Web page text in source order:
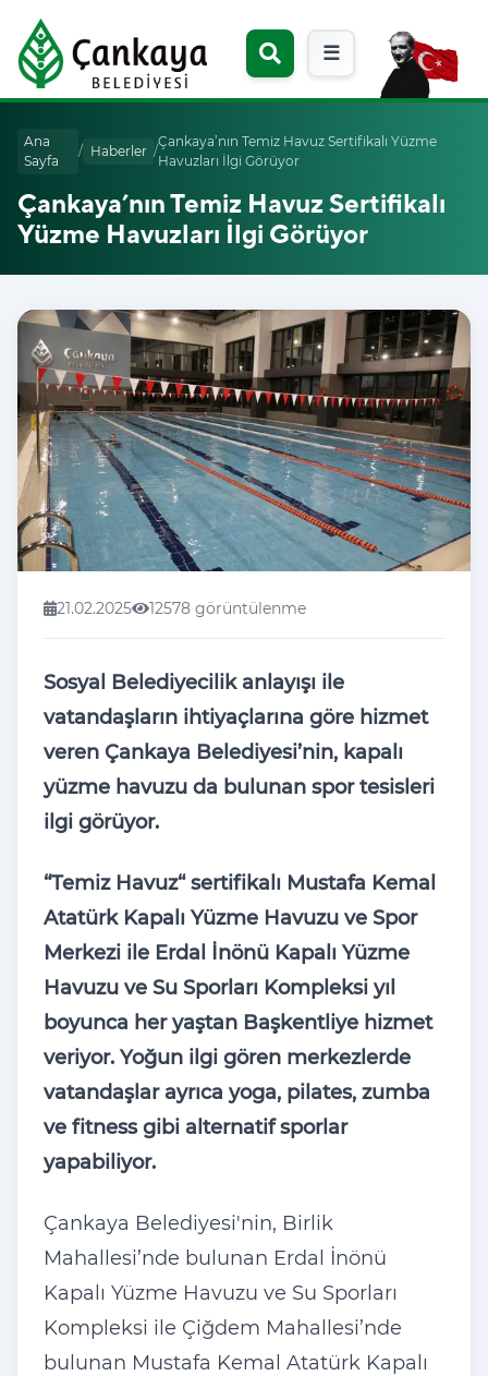
☰
Ana
Sayfa
/ Haberler /
Çankaya’nın Temiz Havuz Sertifikalı Yüzme
Havuzları İlgi Görüyor
Çankaya’nın Temiz Havuz Sertifikalı
Yüzme Havuzları İlgi Görüyor
21.02.2025 12578 görüntülenme
Sosyal Belediyecilik anlayışı ile
vatandaşların ihtiyaçlarına göre hizmet
veren Çankaya Belediyesi’nin, kapalı
yüzme havuzu da bulunan spor tesisleri
ilgi görüyor.
“Temiz Havuz“ sertifikalı Mustafa Kemal
Atatürk Kapalı Yüzme Havuzu ve Spor
Merkezi ile Erdal İnönü Kapalı Yüzme
Havuzu ve Su Sporları Kompleksi yıl
boyunca her yaştan Başkentliye hizmet
veriyor. Yoğun ilgi gören merkezlerde
vatandaşlar ayrıca yoga, pilates, zumba
ve fitness gibi alternatif sporlar
yapabiliyor.
Çankaya Belediyesi'nin, Birlik
Mahallesi’nde bulunan Erdal İnönü
Kapalı Yüzme Havuzu ve Su Sporları
Kompleksi ile Çiğdem Mahallesi’nde
bulunan Mustafa Kemal Atatürk Kapalı